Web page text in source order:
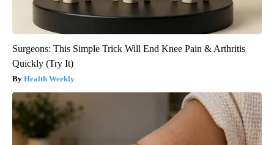
Surgeons: This Simple Trick Will End Knee Pain & Arthritis
Quickly (Try It)
Health Weekly